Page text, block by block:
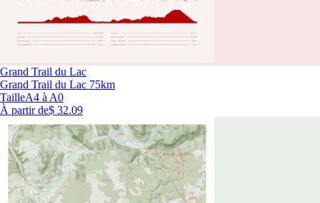
Grand Trail du Lac
Grand Trail du Lac 75km
TailleA4 à A0
À partir de$ 32.09